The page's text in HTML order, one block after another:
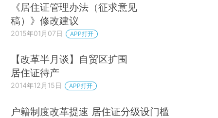
《居住证管理办法（征求意见
稿）》修改建议
2015年01月07日 APP打开
【改革半月谈】自贸区扩围
居住证待产
2014年12月15日 APP打开
户籍制度改革提速 居住证分级设门槛